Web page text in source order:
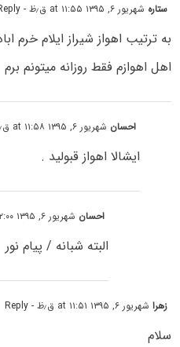
ستاره شهریور ۶, ۱۳۹۵ at ۱۱:۵۵ ق٫ظ - Reply
به ترتیب اهواز شیراز ایلام خرم
اهل اهوازم فقط روزانه میتونم برم
احسان شهریور ۶, ۱۳۹۵ at ۱۱:۵۸ ق٫ظ
ایشالا اهواز قبولید .
احسان شهریور ۶, ۱۳۹۵ at ۱۲:۰۰ ب٫ظ
البته شبانه / پیام نور
زهراشهریور ۶, ۱۳۹۵ at ۱۱:۵۱ ق٫ظ - Reply
سلام